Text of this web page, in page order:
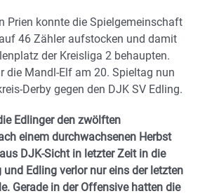
Prien konnte die Spielgemeinschaft
46 Zähler aufstocken und damit
der Kreisliga 2 behaupten.
die Mandl-Elf am 20. Spieltag nun
Derby gegen den DJK SV Edling.
Edlinger den zwölften
einem durchwachsenen Herbst
DJK-Sicht in letzter Zeit in die
Edling verlor nur eins der letzten
Gerade in der Offensive hatten die